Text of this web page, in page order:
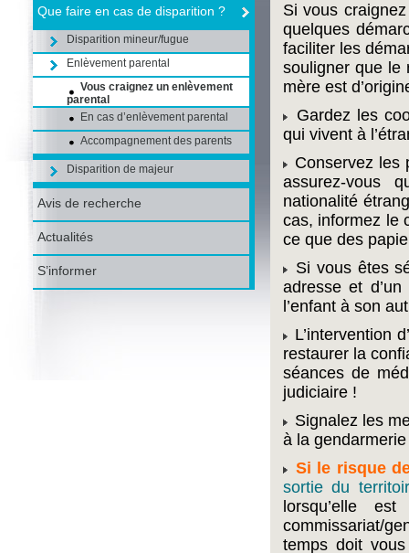
Que faire en cas de disparition ?
Disparition mineur/fugue
Enlèvement parental
Vous craignez un enlèvement
parental
En cas d’enlèvement parental
Accompagnement des parents
Disparition de majeur
Avis de recherche
Actualités
S’informer
Si vous
quelques
faciliter les
souligner que le
mère est
Gardez les
qui vivent à
Conservez les
assurez-vous
nationalité
cas, informez le
ce que des
Si vous êtes
adresse et
l’enfant à son
L’intervention
restaurer la
séances de
judiciaire !
Signalez les
à la
Si le risque
sortie du
lorsqu’elle
commissariat/
temps doit